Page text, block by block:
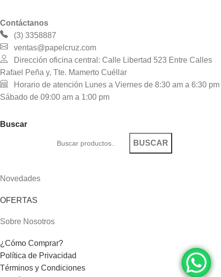
Contáctanos
(3) 3358887
ventas@papelcruz.com
Dirección oficina central: Calle Libertad 523 Entre Calles
Rafael Peña y, Tte. Mamerto Cuéllar
Horario de atención Lunes a Viernes de 8:30 am a 6:30 pm
Sábado de 09:00 am a 1:00 pm
Buscar
BUSCAR
Novedades
OFERTAS
Sobre Nosotros
¿Cómo Comprar?
Política de Privacidad
Términos y Condiciones